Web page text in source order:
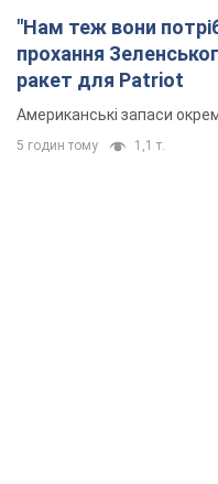
"Нам теж вони
прохання
ракет для Patriot
Американські запаси
5 годин тому 1,1 т.